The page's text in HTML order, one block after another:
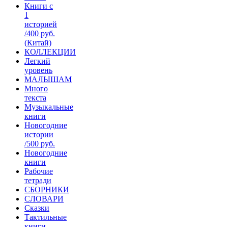
Книги с
1
историей
/400 руб.
(Китай)
КОЛЛЕКЦИИ
Легкий
уровень
МАЛЫШАМ
Много
текста
Музыкальные
книги
Новогодние
истории
/500 руб.
Новогодние
книги
Рабочие
тетради
СБОРНИКИ
СЛОВАРИ
Сказки
Тактильные